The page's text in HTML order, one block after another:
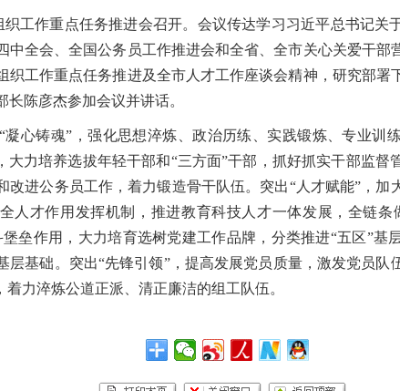
织工作重点任务推进会召开。 会议传达学习习近平总书记关
中全会、全国公务员工作推进会和全省、全市关心关爱干部
织工作重点任务推进及全市人才工作座谈会精神，研究部署
长陈彦杰参加会议并讲话。
“凝心铸魂”，强化思想淬炼、政治历练、实践锻炼、专业训
大力培养选拔年轻干部和“三方面”干部，抓好抓实干部监督
改进公务员工作，着力锻造骨干队伍。突出“人才赋能”，加
人才作用发挥机制，推进教育科技人才一体发展，全链条
垒作用，大力培育选树党建工作品牌，分类推进“五区”基
层基础。突出“先锋引领”，提高发展党员质量，激发党员队
着力淬炼公道正派、清正廉洁的组工队伍。